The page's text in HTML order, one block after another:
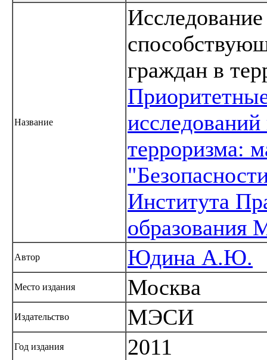
Название
граждан в
терроризма:
Института
Автор Юдина А.Ю.
Место издания Москва
Издательство МЭСИ
Год издания 2011